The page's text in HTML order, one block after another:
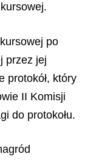
po
przez jej
protokół, który
II Komisji
do protokołu.